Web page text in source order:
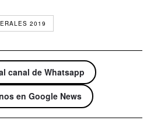
2019
canal de Whatsapp
en Google News